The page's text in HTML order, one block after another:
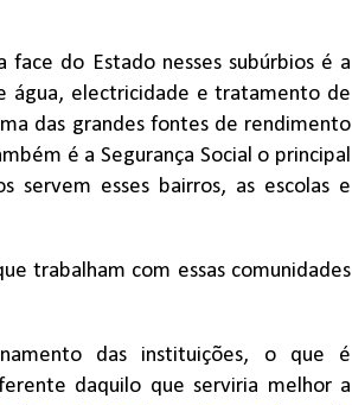
do Estado nesses subúrbios é a
água, electricidade e tratamento de
das grandes fontes de rendimento
é a Segurança Social o principal
servem esses bairros, as escolas e
trabalham com essas comunidades
das instituições, o que é
daquilo que serviria melhor a